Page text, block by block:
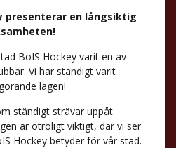
presenterar en långsiktig
BoIS Hockey varit en av
Vi har ständigt varit
lägen!
ständigt strävar uppåt
är otroligt viktigt, där vi ser
Hockey betyder för vår stad.